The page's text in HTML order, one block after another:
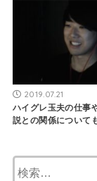
2019.07.21
ハイグレ玉夫の仕事
説との関係について